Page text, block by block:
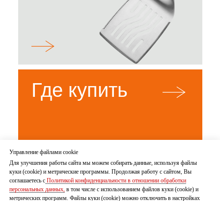
Где купить
Управление файлами cookie
Для улучшения работы сайта мы можем собирать данные, используя файлы
куки (cookie) и метрические программы. Продолжая работу с сайтом, Вы
соглашаетесь с Политикой конфиденциальности в отношении обработки
персональных данных, в том числе с использованием файлов куки (cookie) и
метрических программ. Файлы куки (cookie) можно отключить в настройках